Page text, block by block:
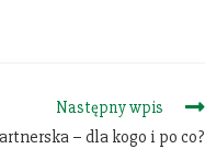
Następny wpis
– dla kogo i po co?